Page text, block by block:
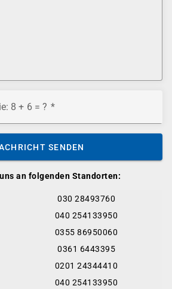
an folgenden Standorten:
030 28493760
040 254133950
0355 86950060
0361 6443395
0201 24344410
040 254133950
8 + 6 = ?
SENDEN